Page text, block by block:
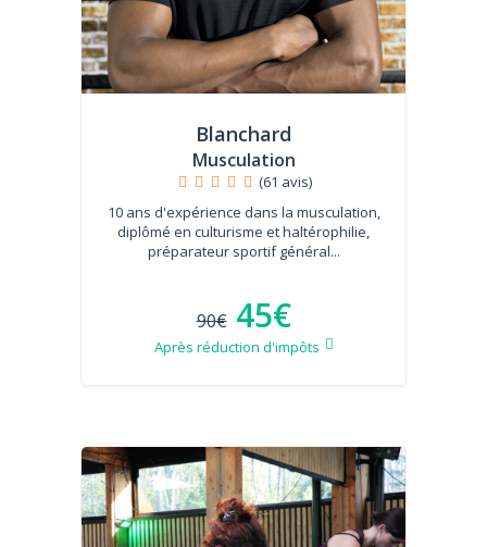
Blanchard
Musculation
(61 avis)
10 ans d'expérience dans la musculation,
diplômé en culturisme et haltérophilie,
préparateur sportif général...
90€ 45€
Après réduction d'impôts